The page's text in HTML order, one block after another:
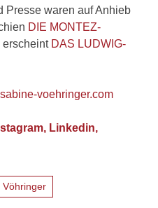
Presse waren auf Anhieb
DIE MONTEZ-
erscheint DAS LUDWIG-
voehringer.com
Linkedin,
Vöhringer